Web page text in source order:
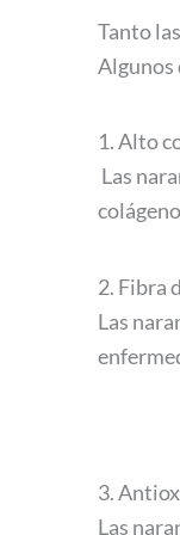
Tanto
Algunos
1. Alto
Las
2. Fibra
Las
3.
Las